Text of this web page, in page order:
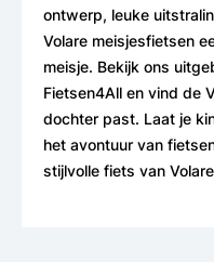
ontwerp, leuke
Volare meisjesfietsen
meisje. Bekijk ons
Fietsen4All en vind de
dochter past. Laat je
het avontuur van
stijlvolle fiets van